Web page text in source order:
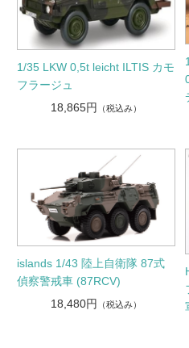
1/35 LKW 0,5t leicht ILTIS カモ
フラージュ
18,865円
（税込み）
islands 1/43 陸上自衛隊 87式
偵察警戒車 (87RCV)
18,480円
（税込み）